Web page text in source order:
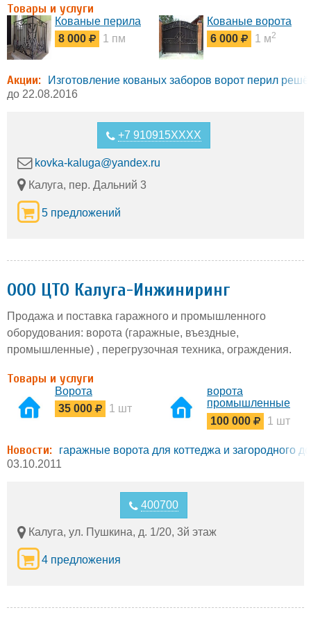
Товары и услуги
Кованые перила
8 000
1 пм
Кованые ворота
6 000
1 м2
Акции:
Изготовление кованых заборов ворот перил
до 22.08.2016
+7 910915XXXX
kovka-kaluga@yandex.ru
Калуга, пер. Дальний 3
5 предложений
ООО ЦТО Калуга-Инжиниринг
Продажа и поставка гаражного и промышленного
оборудования: ворота (гаражные, въездные,
промышленные) , перегрузочная техника, ограждения.
Товары и услуги
Ворота
35 000
1 шт
ворота
промышленные
автоматические
100 000 1 шт
Новости:
гаражные ворота для коттеджа и загородного
03.10.2011
400700
Калуга, ул. Пушкина, д. 1/20, 3й этаж
4 предложения